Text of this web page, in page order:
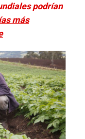
podrían
más